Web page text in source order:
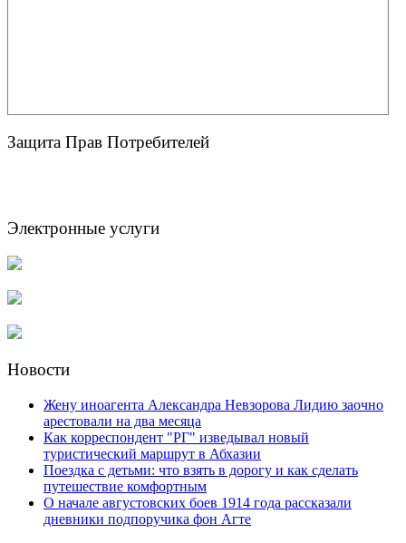
Защита Прав Потребителей
Электронные услуги
Новости
Жену иноагента Александра Невзорова Лидию заочно
арестовали на два месяца
Как корреспондент "РГ" изведывал новый
туристический маршрут в Абхазии
Поездка с детьми: что взять в дорогу и как сделать
путешествие комфортным
О начале августовских боев 1914 года рассказали
дневники подпоручика фон Агте